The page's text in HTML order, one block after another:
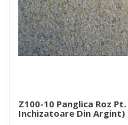
Z100-10 Panglica Roz
Inchizatoare Din Argint)